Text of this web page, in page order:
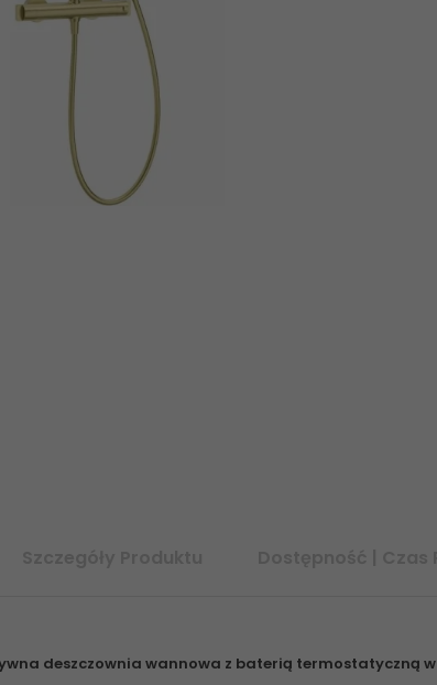
deszczownia wannowa z baterią termostatyczną